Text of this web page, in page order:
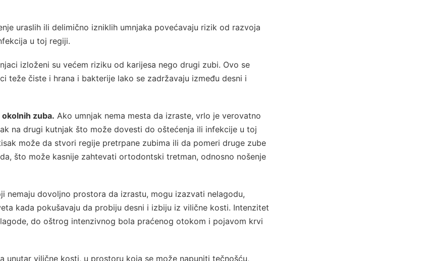
uraslih ili delimično izniklih umnjaka povećavaju rizik od razvoja
u toj regiji.
izloženi su većem riziku od karijesa nego drugi zubi. Ovo se
teže čiste i hrana i bakterije lako se zadržavaju između desni i
zuba. Ako umnjak nema mesta da izraste, vrlo je verovatno
na drugi kutnjak što može dovesti do oštećenja ili infekcije u toj
može da stvori regije pretrpane zubima ili da pomeri druge zube
što može kasnije zahtevati ortodontski tretman, odnosno nošenje
nemaju dovoljno prostora da izrastu, mogu izazvati nelagodu,
kada pokušavaju da probiju desni i izbiju iz vilične kosti. Intenzitet
do oštrog intenzivnog bola praćenog otokom i pojavom krvi
unutar vilične kosti, u prostoru koja se može napuniti tečnošću,